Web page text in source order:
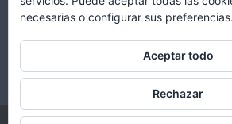
Secretaría
necesarias o configurar sus preferencias.
Aceptar todo
Rechazar